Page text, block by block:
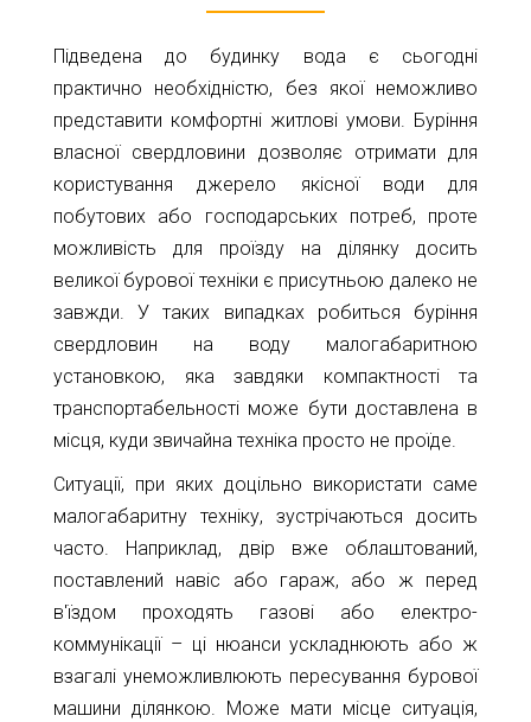
Новини
Статті
Відгуки
Контакти
м.Київ
вул.
Окружна,
4
(біля
гіпермаркету
Ашан)
+38044-
221-
02-
02
+38098-
856-
61
info@1kbk.com.ua
Підведена до будинку вода є сьогодні
практично необхідністю, без якої неможливо
представити комфортні житлові умови. Буріння
власної свердловини дозволяє отримати для
користування джерело якісної води для
побутових або господарських потреб, проте
можливість для проїзду на ділянку досить
великої бурової техніки є присутньою далеко не
завжди. У таких випадках робиться буріння
свердловин на воду малогабаритною
установкою, яка завдяки компактності та
транспортабельності може бути доставлена в
місця, куди звичайна техніка просто не проїде.
Ситуації, при яких доцільно використати саме
малогабаритну техніку, зустрічаються досить
часто. Наприклад, двір вже облаштований,
поставлений навіс або гараж, або ж перед
в'їздом проходять газові або електро-
коммунікації – ці нюанси ускладнюють або ж
взагалі унеможливлюють пересування бурової
машини ділянкою. Може мати місце ситуація,